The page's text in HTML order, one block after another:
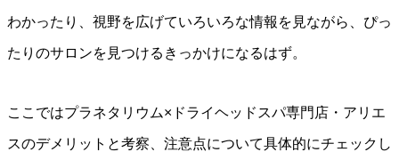
わかったり、視野を広げていろいろな情報を見ながら、ぴっ
たりのサロンを見つけるきっかけになるはず。
ここではプラネタリウム×ドライヘッドスパ専門店・アリエ
スのデメリットと考察、注意点について具体的にチェックし